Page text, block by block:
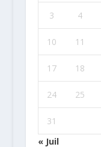
3 4
10 11
17 18
24 25
31
« Juil